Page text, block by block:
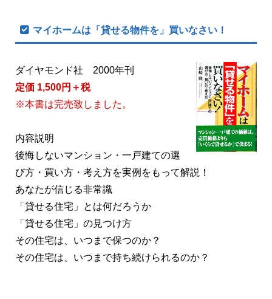
マイホームは「貸せる物件を」買いなさい！
ダイヤモンド社 2000年刊
定価 1,500円＋税
※本書は完売致しました。
内容説明
後悔しないマンション・一戸建ての選
び方・買い方・考え方を実例をもって解説！
あなたが信じる非常識
「貸せる住宅」とは何だろうか
「貸せる住宅」の見つけ方
その住宅は、いつまで保つのか？
その住宅は、いつまで持ち続けられるのか？